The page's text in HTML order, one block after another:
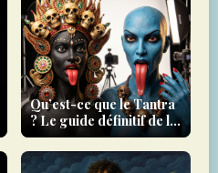
Qu’est-ce que le Tantra
? Le guide définitif de la
philosophie, pratique et
histoire tantrique